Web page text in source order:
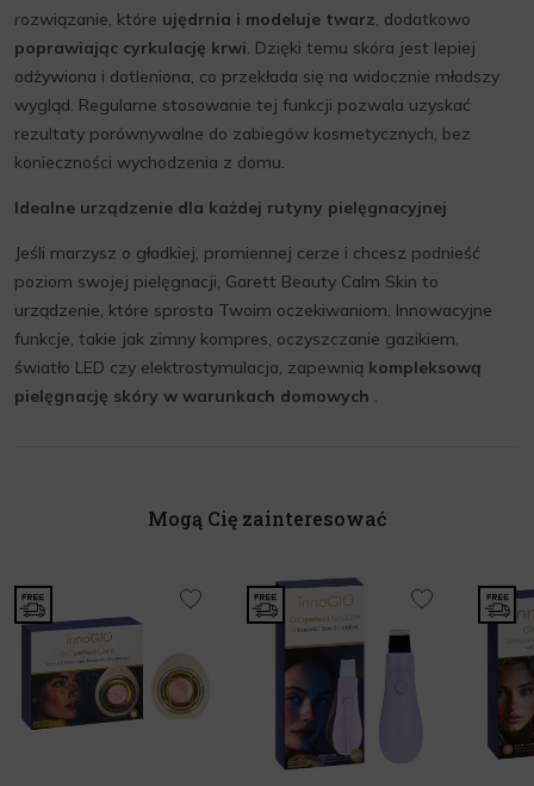
rozwiązanie, które ujędrnia i modeluje twarz, dodatkowo
poprawiając cyrkulację krwi. Dzięki temu skóra jest lepiej
odżywiona i dotleniona, co przekłada się na widocznie młodszy
wygląd. Regularne stosowanie tej funkcji pozwala uzyskać
rezultaty porównywalne do zabiegów kosmetycznych, bez
konieczności wychodzenia z domu.
Idealne urządzenie dla każdej rutyny pielęgnacyjnej
Jeśli marzysz o gładkiej, promiennej cerze i chcesz podnieść
poziom swojej pielęgnacji, Garett Beauty Calm Skin to
urządzenie, które sprosta Twoim oczekiwaniom. Innowacyjne
funkcje, takie jak zimny kompres, oczyszczanie gazikiem,
światło LED czy elektrostymulacja, zapewnią kompleksową
pielęgnację skóry w warunkach domowych .
Mogą Cię zainteresować